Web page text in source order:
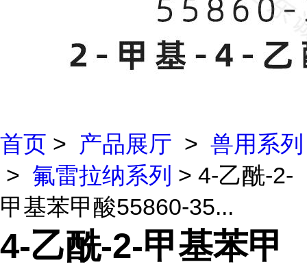
首页 > 产品展厅 > 兽用系列
> 氟雷拉纳系列 > 4-乙酰-2-
甲基苯甲酸55860-35...
4-乙酰-2-甲基苯甲